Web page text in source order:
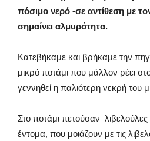
πόσιμο νερό -σε αντίθεση με
σημαίνει αλμυρότητα.
Κατεβήκαμε και βρήκαμε την
μικρό ποτάμι που μάλλον ρέει
γεννηθεί η παλιότερη νεκρή του
Στο ποτάμι πετούσαν λιβελούλες
έντομα, που μοιάζουν με τις